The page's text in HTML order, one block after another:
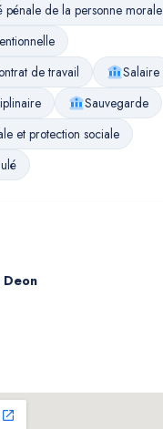
pénale de la personne morale
de travail
Salaire
Sauvegarde
et protection sociale
Deon